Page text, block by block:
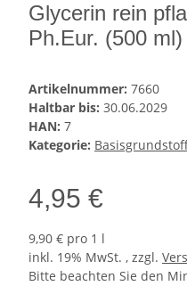
Glycerin rein
Ph.Eur. (500 ml)
Artikelnummer: 7660
Haltbar bis: 30.06.2029
HAN: 7
Kategorie:
4,95 €
9,90 € pro 1 l
inkl. 19% MwSt. , zzgl.
Bitte beachten Sie den